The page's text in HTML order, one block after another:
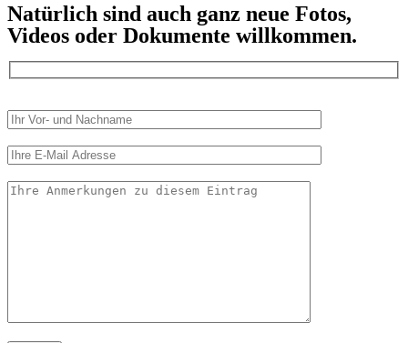
Natürlich sind auch ganz neue Fotos,
Videos oder Dokumente willkommen.